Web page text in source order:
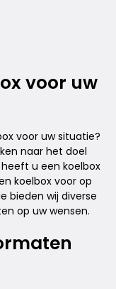
voor uw
voor uw situatie?
naar het doel
heeft u een koelbox
koelbox voor op
bieden wij diverse
op uw wensen.